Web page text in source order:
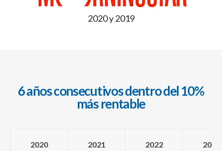
2020 y 2019
6 años consecutivos dentro del 10%
más rentable
2020 2021 2022 2023